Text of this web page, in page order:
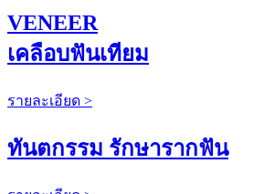
VENEER
เคลือบฟันเทียม
รายละเอียด >
ทันตกรรม รักษารากฟัน